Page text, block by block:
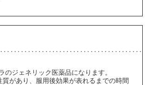
ジェネリック医薬品になります。
があり、服用後効果が表れるまでの時間